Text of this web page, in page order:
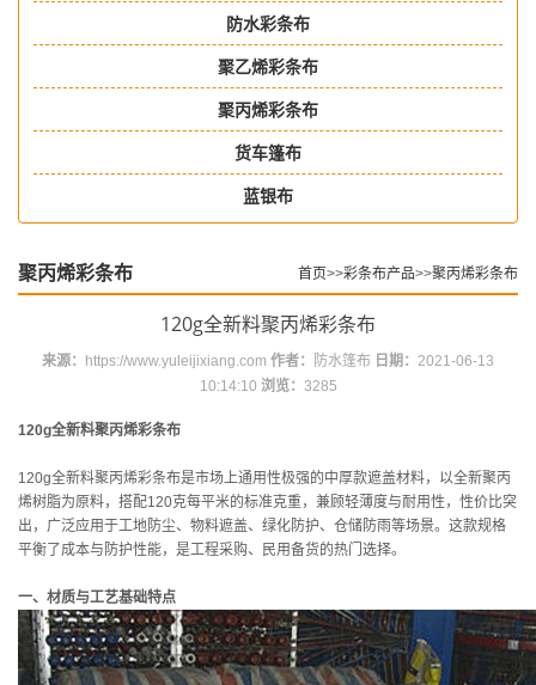
防水彩条布
聚乙烯彩条布
聚丙烯彩条布
货车篷布
蓝银布
聚丙烯彩条布 首页>>彩条布产品>>聚丙烯彩条布
120g全新料聚丙烯彩条布
来源： https://www.yuleijixiang.com 作者： 防水篷布 日期： 2021-06-13
10:14:10 浏览： 3285
120g全新料聚丙烯彩条布
120g全新料聚丙烯彩条布是市场上通用性极强的中厚款遮盖材料，以全新聚丙
烯树脂为原料，搭配120克每平米的标准克重，兼顾轻薄度与耐用性，性价比突
出，广泛应用于工地防尘、物料遮盖、绿化防护、仓储防雨等场景。这款规格
平衡了成本与防护性能，是工程采购、民用备货的热门选择。
一、材质与工艺基础特点